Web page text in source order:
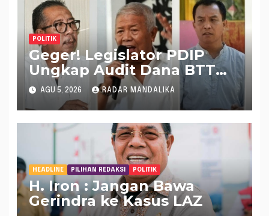
POLITIK
Geger! Legislator PDIP
Ungkap Audit Dana BTT
Rp 484 Miliar di APBD NTB
2025 Tak Muncul di LHP
BPK
AGU 5, 2026 RADAR MANDALIKA
HEADLINE PILIHAN REDAKSI POLITIK
H. Iron : Jangan Bawa
Gerindra ke Kasus LAZ